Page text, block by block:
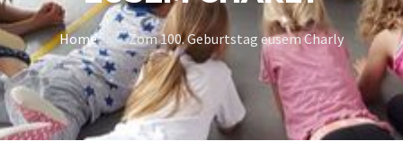
Home Zom 100. Geburtstag eusem Charly